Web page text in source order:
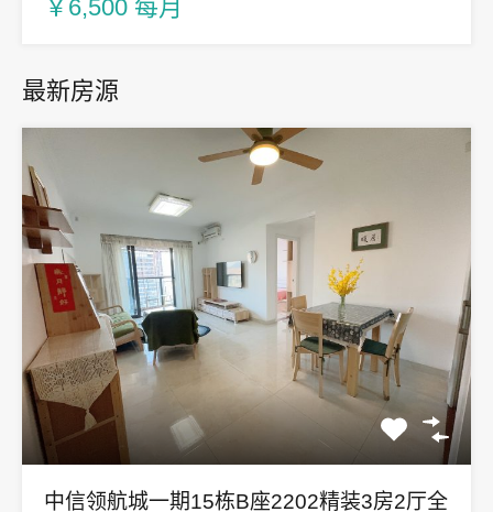
￥6,500 每月
最新房源
中信领航城一期15栋B座2202精装3房2厅全